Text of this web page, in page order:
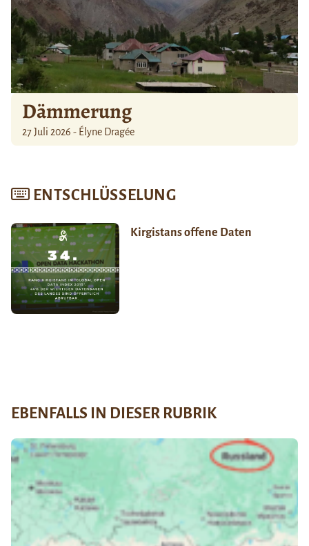
Dämmerung
27 Juli 2026 - Élyne Dragée
ENTSCHLÜSSELUNG
Kirgistans offene Daten
EBENFALLS IN DIESER RUBRIK